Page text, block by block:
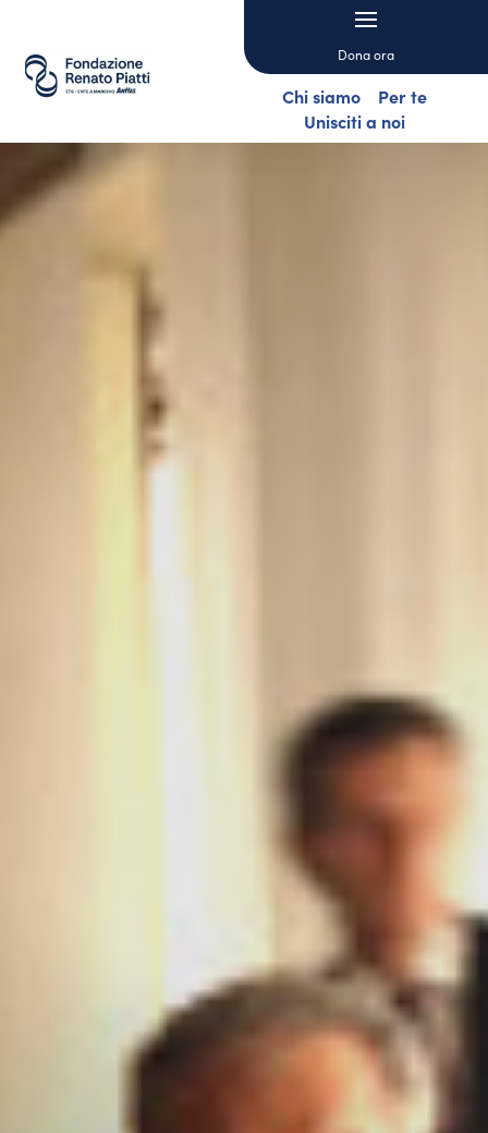
Dona ora
Chi siamo
Per te
Unisciti a noi